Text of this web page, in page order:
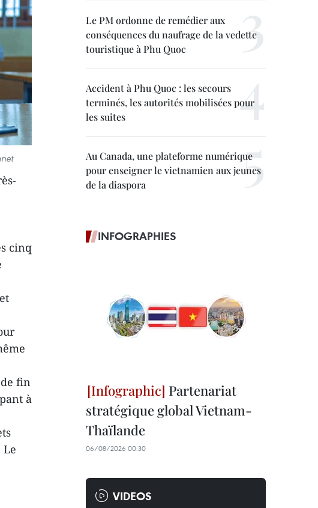
cinq
fin
à
Le
Le PM ordonne de remédier aux
conséquences du naufrage de la vedette
touristique à Phu Quoc
Accident à Phu Quoc : les secours
terminés, les autorités mobilisées pour
les suites
Au Canada, une plateforme numérique
pour enseigner le vietnamien aux jeunes
de la diaspora
INFOGRAPHIES
Partenariat
stratégique global Vietnam-
Thaïlande
06/08/2026 00:30
VIDEOS